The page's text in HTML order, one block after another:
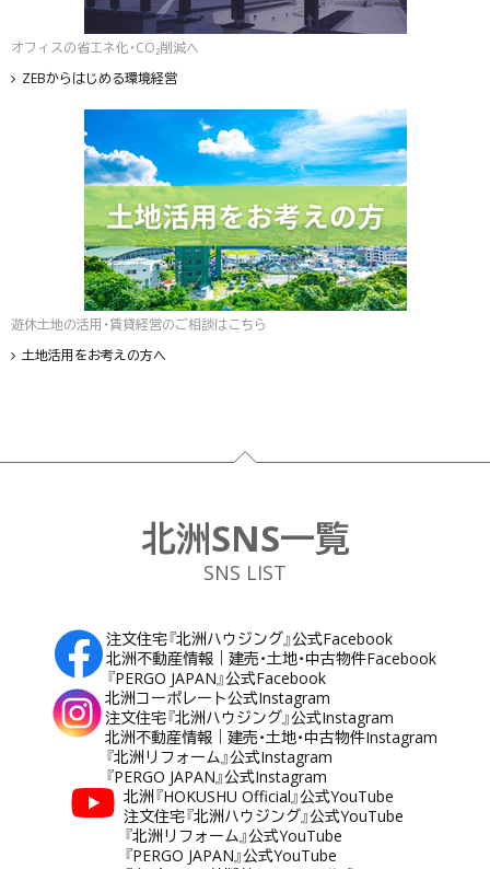
オフィスの省エネ化・CO₂削減へ
ZEBからはじめる環境経営
遊休土地の活用・賃貸経営のご相談はこちら
土地活用をお考えの方へ
フッター
北洲SNS一覧
SNS LIST
注文住宅『北洲ハウジング』公式Facebook
北洲不動産情報｜建売・土地・中古物件Facebook
『PERGO JAPAN』公式Facebook
北洲コーポレート公式Instagram
注文住宅『北洲ハウジング』公式Instagram
北洲不動産情報｜建売・土地・中古物件Instagram
『北洲リフォーム』公式Instagram
『PERGO JAPAN』公式Instagram
北洲『HOKUSHU Official』公式YouTube
注文住宅『北洲ハウジング』公式YouTube
『北洲リフォーム』公式YouTube
『PERGO JAPAN』公式YouTube